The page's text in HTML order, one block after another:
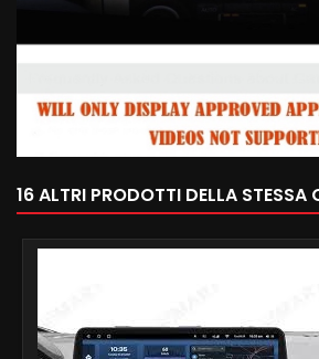
16 ALTRI PRODOTTI DELLA STESSA